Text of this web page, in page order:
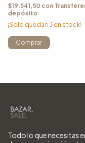
$19.541,50 con
depósito
¡Solo quedan 3 en stock!
Comprar
Todo lo que necesitas